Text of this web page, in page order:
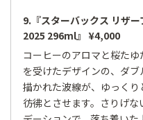
9.『スターバックス リザー
2025 296ml』 ¥4,000
コーヒーのアロマと桜た
を受けたデザインの、ダ
描かれた波線が、ゆっく
彷彿とさせます。さりげ